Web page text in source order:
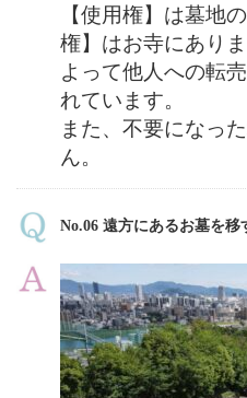
【使用権】は墓地
権】はお寺にありま
よって他人への転
れています。
また、不要になっ
ん。
No.06 遠方にあるお墓を移